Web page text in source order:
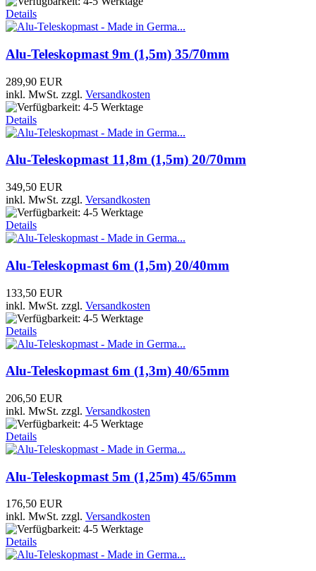
Details
Alu-Teleskopmast 9m (1,5m) 35/70mm
289,90 EUR
inkl. MwSt. zzgl. Versandkosten
Details
Alu-Teleskopmast 11,8m (1,5m) 20/70mm
349,50 EUR
inkl. MwSt. zzgl. Versandkosten
Details
Alu-Teleskopmast 6m (1,5m) 20/40mm
133,50 EUR
inkl. MwSt. zzgl. Versandkosten
Details
Alu-Teleskopmast 6m (1,3m) 40/65mm
206,50 EUR
inkl. MwSt. zzgl. Versandkosten
Details
Alu-Teleskopmast 5m (1,25m) 45/65mm
176,50 EUR
inkl. MwSt. zzgl. Versandkosten
Details